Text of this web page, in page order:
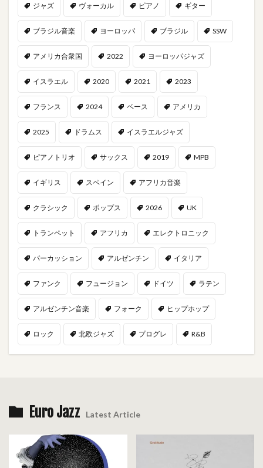
ジャズ ヴォーカル ピアノ ギター
ブラジル音楽 ヨーロッパ ブラジル SSW
アメリカ合衆国 2022 ヨーロッパジャズ
イスラエル 2020 2021 2023
フランス 2024 ベース アメリカ
2025 ドラムス イスラエルジャズ
ピアノトリオ サックス 2019 MPB
イギリス スペイン アフリカ音楽
クラシック ポップス 2026 UK
トランペット アフリカ エレクトロニック
パーカッション アルゼンチン イタリア
ファンク フュージョン ドイツ ラテン
アルゼンチン音楽 フォーク ヒップホップ
ロック 北欧ジャズ プログレ R&B
Euro Jazz Latest Article